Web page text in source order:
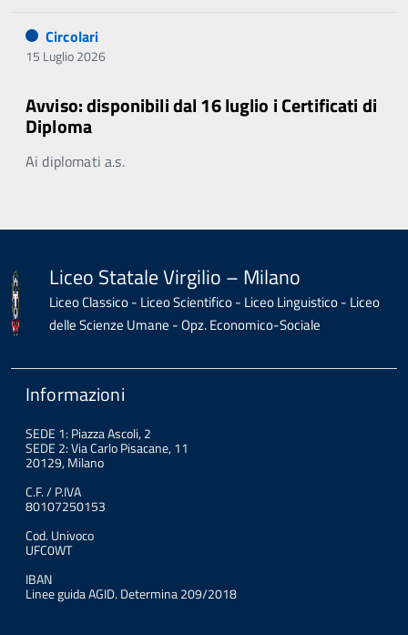
Circolari
15 Luglio 2026
Avviso: disponibili dal 16 luglio i Certificati di
Diploma
Ai diplomati a.s.
Liceo Statale Virgilio – Milano
Liceo Classico - Liceo Scientifico - Liceo Linguistico - Liceo
delle Scienze Umane - Opz. Economico-Sociale
Informazioni
SEDE 1: Piazza Ascoli, 2
SEDE 2: Via Carlo Pisacane, 11
20129, Milano
C.F. / P.IVA
80107250153
Cod. Univoco
UFC0WT
IBAN
Linee guida AGID. Determina 209/2018